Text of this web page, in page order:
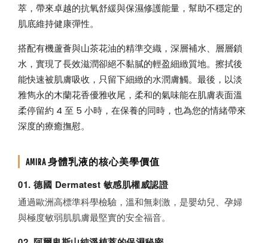
萃，帶來卓越的抗氧舒緩與保濕修護能量，幫助不穩定的
肌底維持健康彈性。
搭配有機蘆薈與山茶花油的精準交織，深層補水、層層鎖
水，實現了長效滋潤卻絕不黏膩的輕盈細緻質地。擦拭後
能快速被肌膚吸收，只留下細緻的水潤膚觸。最後，以淡
雅雋永的木蘭花香優雅收尾，柔和的氣味能在肌膚表面溫
柔停留約 4 至 5 小時，在保養的同時，也為您的情緒帶來
深度的療癒撫慰。
AMIRA 身體乳液的核心美學價值
01. 德國 Dermatest 敏感肌權威認證
通過歐洲高標準科學檢驗，溫和無刺激，是嬰幼兒、孕婦
與極度敏弱肌肌膚最堅實的安全福音。